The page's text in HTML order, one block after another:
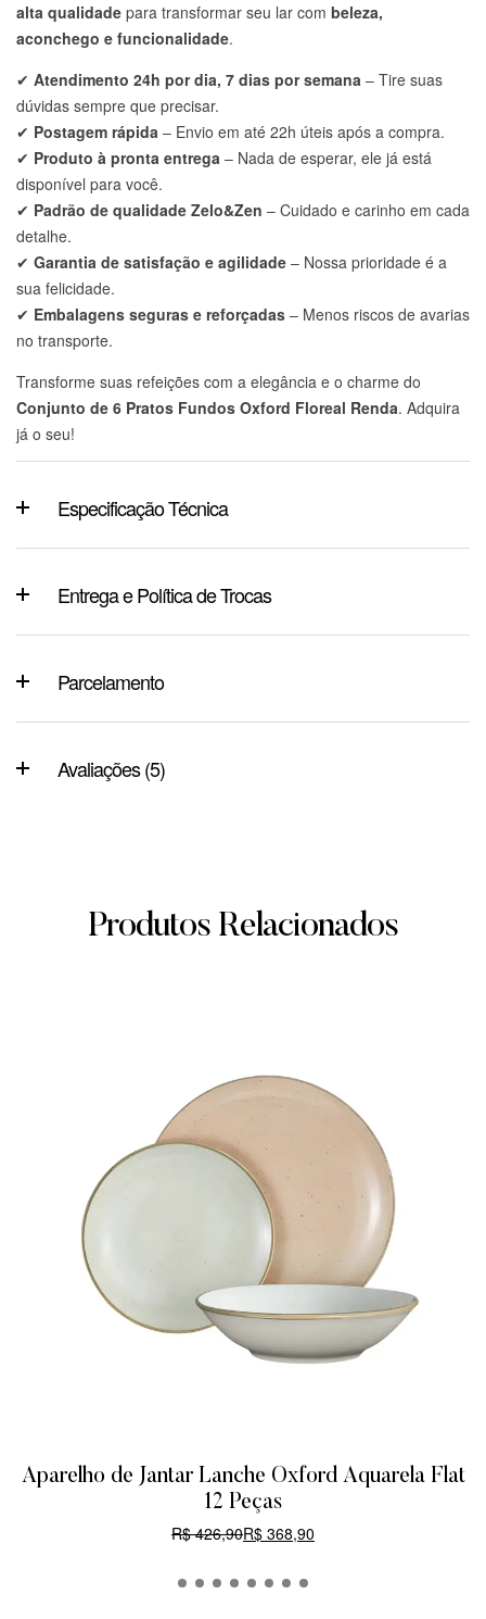
alta qualidade para transformar seu lar com beleza,
aconchego e funcionalidade.
✔ Atendimento 24h por dia, 7 dias por semana – Tire suas
dúvidas sempre que precisar.
✔ Postagem rápida – Envio em até 22h úteis após a compra.
✔ Produto à pronta entrega – Nada de esperar, ele já está
disponível para você.
✔ Padrão de qualidade Zelo&Zen – Cuidado e carinho em cada
detalhe.
✔ Garantia de satisfação e agilidade – Nossa prioridade é a
sua felicidade.
✔ Embalagens seguras e reforçadas – Menos riscos de avarias
no transporte.
Transforme suas refeições com a elegância e o charme do
Conjunto de 6 Pratos Fundos Oxford Floreal Renda. Adquira
já o seu!
Especificação Técnica
Entrega e Política de Trocas
Parcelamento
Avaliações (5)
Produtos Relacionados
Aparelho de Jantar Lanche Oxford Aquarela Flat
12 Peças
R$426,90R$ 368,90